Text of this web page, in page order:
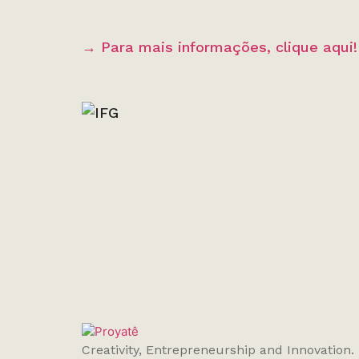
→ Para mais informações, clique
Creativity, Entrepreneurship and Innovation.